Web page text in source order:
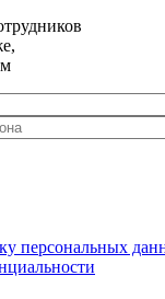
персональных